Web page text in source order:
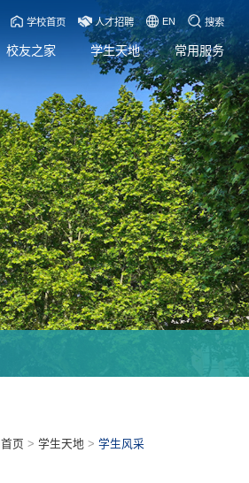
学校首页 人才招聘 EN 搜索
校友之家 学生天地 常用服务
首页 > 学生天地> 学生风采